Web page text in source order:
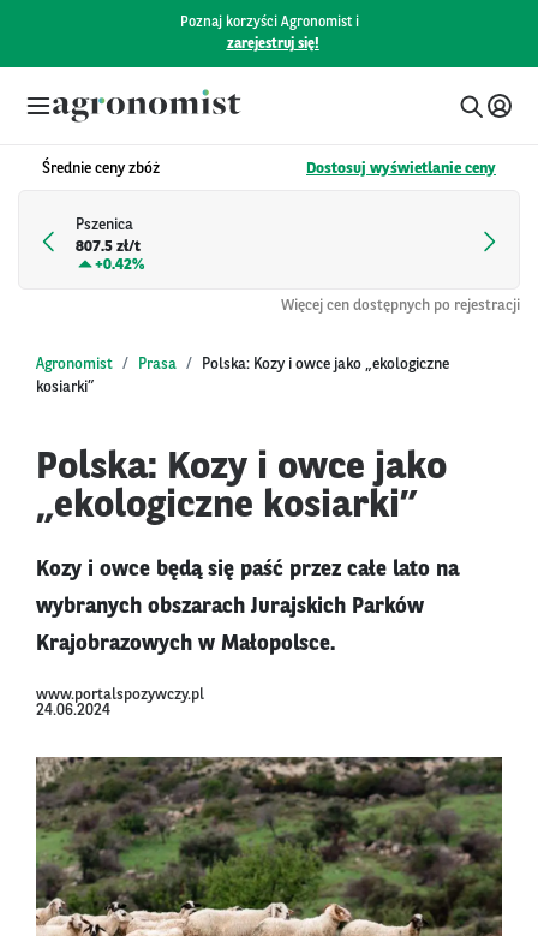
Poznaj korzyści Agronomist i
zarejestruj się!
Średnie ceny zbóż Dostosuj wyświetlanie ceny
Pszenica
807.5 zł/t
+0.42%
Więcej cen dostępnych po rejestracji
Agronomist Prasa
Polska: Kozy i owce jako „ekologiczne
kosiarki”
Polska: Kozy i owce jako
„ekologiczne kosiarki”
Kozy i owce będą się paść przez całe lato na
wybranych obszarach Jurajskich Parków
Krajobrazowych w Małopolsce.
www.portalspozywczy.pl
24.06.2024